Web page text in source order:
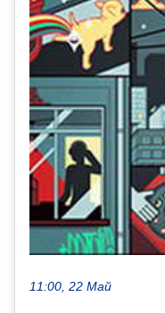
11:00, 22 Май